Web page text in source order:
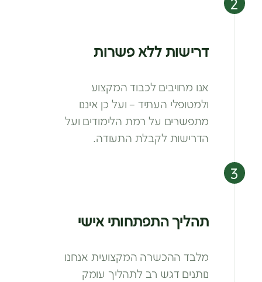
דרישות ללא פשרות
אנו מחויבים לכבוד המקצוע
ולמטופלי העתיד – ועל כן איננו
מתפשרים על רמת הלימודים ועל
הדרישות לקבלת התעודה.
תהליך התפתחותי אישי
מלבד ההכשרה המקצועית אנחנו
נותנים דגש רב לתהליך עומק